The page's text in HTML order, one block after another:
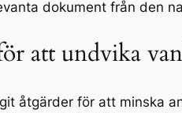
dokument från den
att undvika
åtgärder för att minska